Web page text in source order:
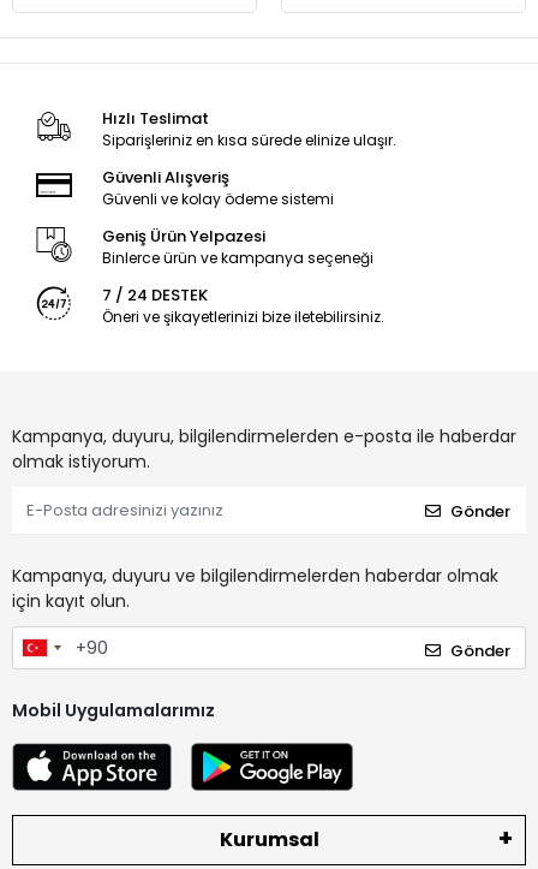
Hızlı Teslimat
Siparişleriniz en kısa sürede elinize ulaşır.
Güvenli Alışveriş
Güvenli ve kolay ödeme sistemi
Geniş Ürün Yelpazesi
Binlerce ürün ve kampanya seçeneği
7 / 24 DESTEK
Öneri ve şikayetlerinizi bize iletebilirsiniz.
Kampanya, duyuru, bilgilendirmelerden e-posta ile haberdar
olmak istiyorum.
Gönder
Kampanya, duyuru ve bilgilendirmelerden haberdar olmak
için kayıt olun.
Gönder
Mobil Uygulamalarımız
Kurumsal